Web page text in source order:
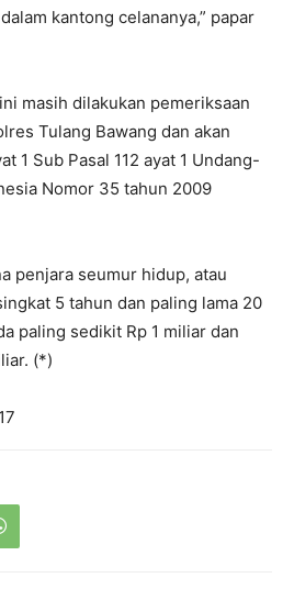
kantong celananya,” papar
masih dilakukan pemeriksaan
Tulang Bawang dan akan
1 Sub Pasal 112 ayat 1 Undang-
Nomor 35 tahun 2009
penjara seumur hidup, atau
5 tahun dan paling lama 20
paling sedikit Rp 1 miliar dan
(*)